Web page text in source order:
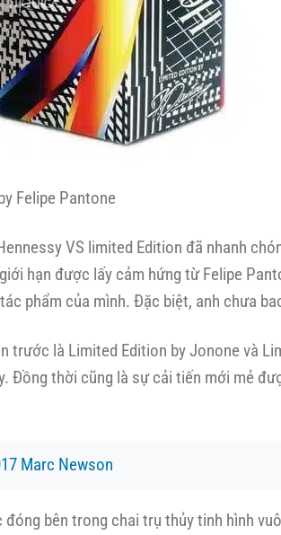
Felipe Pantone
VS limited Edition đã nhanh
hạn được lấy cảm hứng từ Felipe
phẩm của mình. Đặc biệt, anh chưa
trước là Limited Edition by Jonone và
Đồng thời cũng là sự cải tiến mới mẻ
Marc Newson
đóng bên trong chai trụ thủy tinh hình